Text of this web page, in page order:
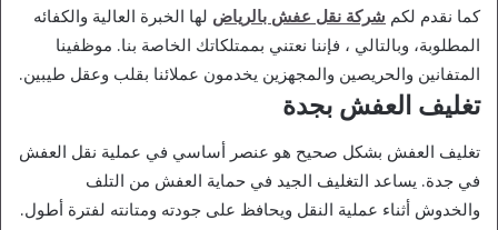
كما نقدم لكم شركة نقل عفش بالرياض لها الخبرة العالية والكفائه
المطلوبة، وبالتالي ، فإننا نعتني بممتلكاتك الخاصة بنا. موظفينا
المتفانين والحريصين والمجهزين يخدمون عملائنا بقلب وعقل طيبين.
:
شركة
نقل
عفش
تغليف العفش بجدة
تغليف العفش بشكل صحيح هو عنصر أساسي في عملية نقل العفش
في جدة. يساعد التغليف الجيد في حماية العفش من التلف
والخدوش أثناء عملية النقل ويحافظ على جودته ومتانته لفترة أطول.